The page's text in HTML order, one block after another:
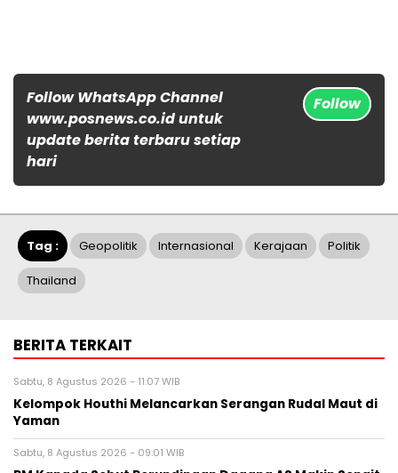
Follow WhatsApp Channel
www.posnews.co.id untuk
update berita terbaru setiap
hari
Follow
Tag : Geopolitik Internasional Kerajaan Politik
Thailand
BERITA TERKAIT
Sabtu, 8 Agustus 2026 - 11:07 WIB
Kelompok Houthi Melancarkan Serangan Rudal Maut di
Yaman
Sabtu, 8 Agustus 2026 - 09:01 WIB